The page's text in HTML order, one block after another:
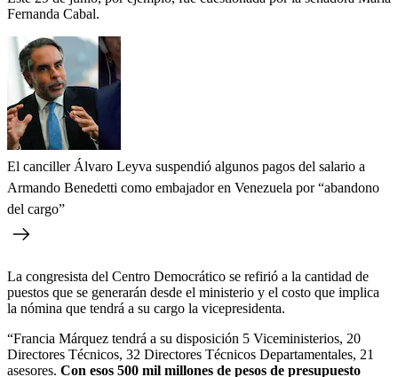
Fernanda Cabal.
El canciller Álvaro Leyva suspendió algunos pagos del salario a
Armando Benedetti como embajador en Venezuela por “abandono
del cargo”
La congresista del Centro Democrático se refirió a la cantidad de
puestos que se generarán desde el ministerio y el costo que implica
la nómina que tendrá a su cargo la vicepresidenta.
“Francia Márquez tendrá a su disposición 5 Viceministerios, 20
Directores Técnicos, 32 Directores Técnicos Departamentales, 21
asesores. Con esos 500 mil millones de pesos de presupuesto